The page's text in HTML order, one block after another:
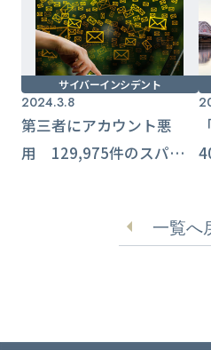
サイバーインシデント
2024.3.8
第三者にアカウント悪
用 129,975件のスパム
一覧へ